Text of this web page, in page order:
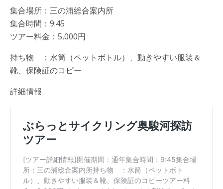
集合場所：三の浦総合案内所
集合時間：9:45
ツアー料金：5,000円
持ち物 ：水筒（ペットボトル）、動きやすい服装＆
靴、保険証のコピー
詳細情報